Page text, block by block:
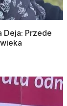
Deja: Przede